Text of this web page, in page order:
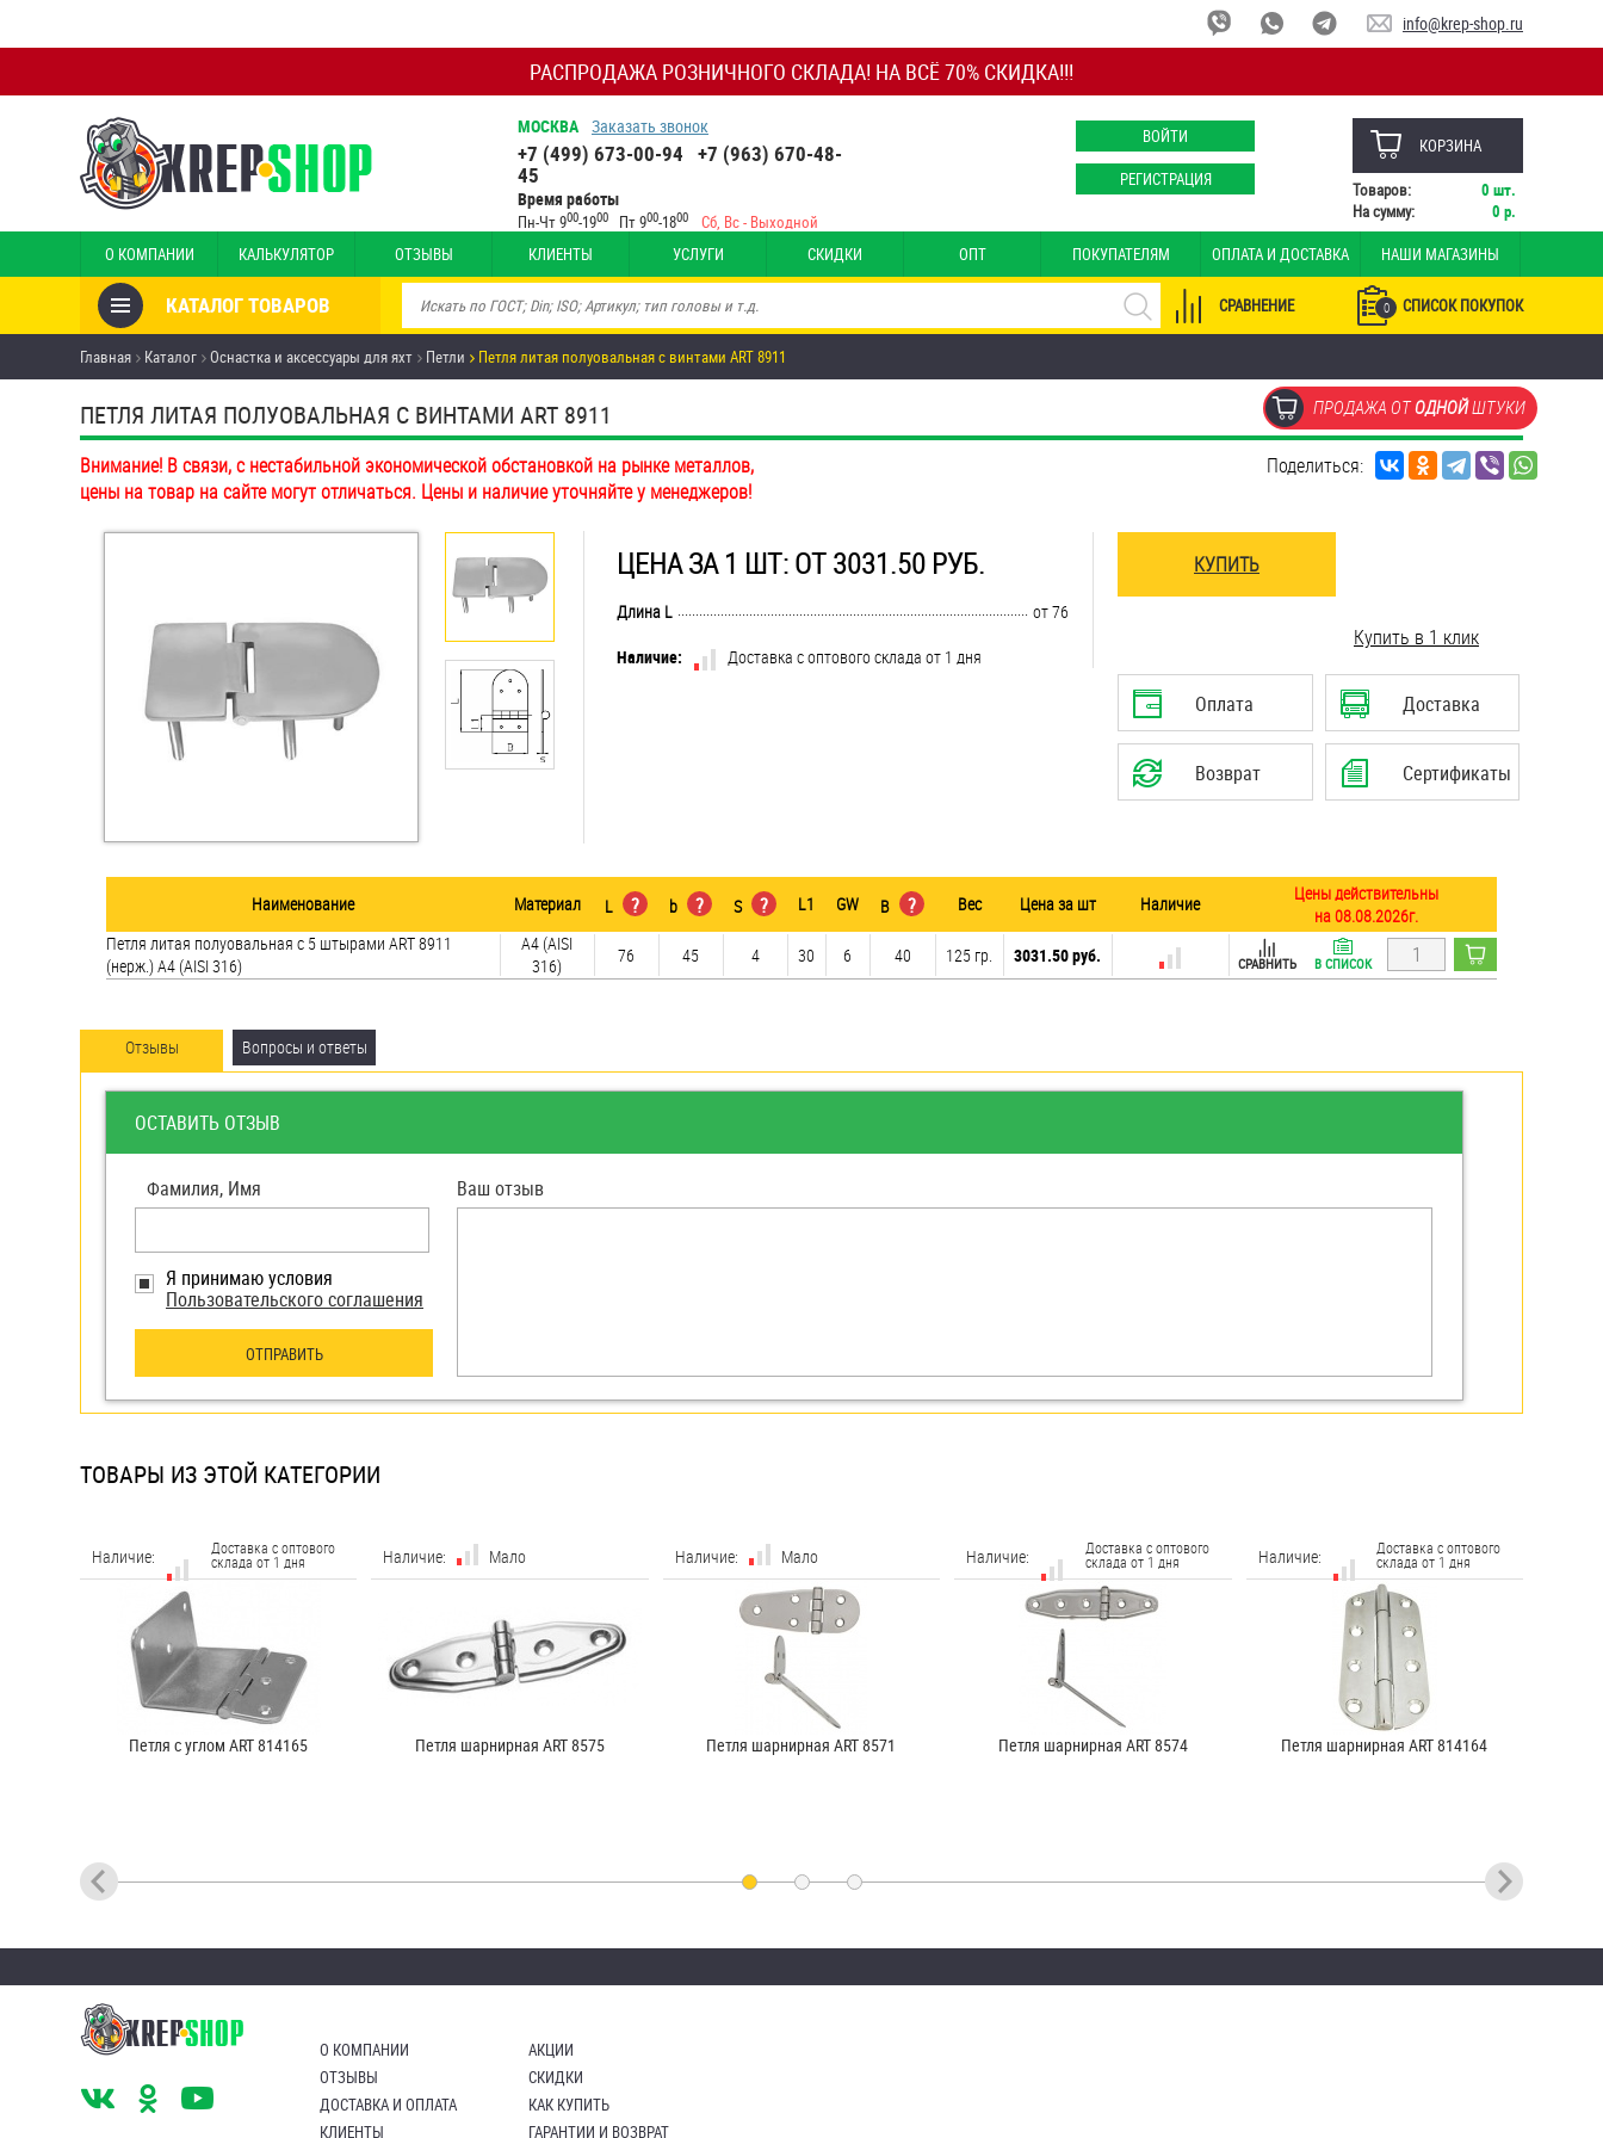
РАСПРОДАЖА РОЗНИЧНОГО СКЛАДА! НА ВСЁ 70% СКИДКА!!!
info@krep-shop.ru
МОСКВА Заказать звонок
+7 (499) 673-00-94 +7 (963) 670-48-
45
Время работы
Пн-Чт 900-1900 Пт 900-1800 Сб, Вс - Выходной
ВОЙТИ
РЕГИСТРАЦИЯ
КОРЗИНА
Товаров: 0 шт.
На сумму:
0 р.
О КОМПАНИИ КАЛЬКУЛЯТОР ОТЗЫВЫ КЛИЕНТЫ УСЛУГИ СКИДКИ ОПТ ПОКУПАТЕЛЯМ ОПЛАТА И ДОСТАВКА НАШИ МАГАЗИНЫ
КАТАЛОГ ТОВАРОВ 0 СПИСОК ПОКУПОК
СРАВНЕНИЕ
Товары со скидкой
Анкеры
Антивандальный крепёж,
инструмент
Болты и винты
Дюбели
Дюймовый крепёж
метрической резьбой
Крюки, кольца с шурупной
Оснастка и аксессуары для
яхт
Пробки
Такелаж
Шайбы
Штифты и пальцы
Главная Каталог Оснастка и аксессуары для яхт Петли Петля литая полуовальная с винтами ART 8911
ПЕТЛЯ ЛИТАЯ ПОЛУОВАЛЬНАЯ С ВИНТАМИ ART 8911 ПРОДАЖА ОТОДНОЙШТУКИ
Внимание! В связи, с нестабильной экономической обстановкой на рынке металлов,
цены на товар на сайте могут отличаться. Цены и наличие уточняйте у менеджеров!
Поделиться:
ЦЕНА ЗА 1 ШТ: ОТ 3031.50 РУБ.
........................................................................................................................................................................................................
Длина L
от 76
Наличие:
Доставка с оптового склада от 1 дня
КУПИТЬ
Купить в 1 клик
Оплата Доставка
Возврат Сертификаты
Наименование Материал L ? b ? S ? L1 GW B ? Вес Цена за шт Наличие
Цены действительны
на 08.08.2026г.
Петля литая полуовальная с 5 штырами ART 8911
(нерж.) A4 (AISI 316)
A4 (AISI
316)
76 45 4 30 6 40 125 гр. 3031.50 руб. СРАВНИТЬ В СПИСОК
Отзывы Вопросы и ответы
ОСТАВИТЬ ОТЗЫВ
Фамилия, Имя
Я принимаю условия
Пользовательского соглашения
ОТПРАВИТЬ
Ваш отзыв
ТОВАРЫ ИЗ ЭТОЙ КАТЕГОРИИ
Наличие: Доставка с оптового
склада от 1 дня
Петля с углом ART 814165
Наличие: Мало
Петля шарнирная ART 8575
Наличие: Мало
Петля шарнирная ART 8571
Наличие: Доставка с оптового
склада от 1 дня
Петля шарнирная ART 8574
Наличие: Доставка с оптового
склада от 1 дня
Петля шарнирная ART 814164
склада от 1 дня
Доставка с оптового
склада от 1 дня
Доставка с оптового
склада от 1 дня
склада от 1 дня
Доставка с оптового
склада от 1 дня
Доставка с оптового
склада от 1 дня
О КОМПАНИИ
ОТЗЫВЫ
ДОСТАВКА И ОПЛАТА
КЛИЕНТЫ
АКЦИИ
СКИДКИ
КАК КУПИТЬ
ГАРАНТИИ И ВОЗВРАТ